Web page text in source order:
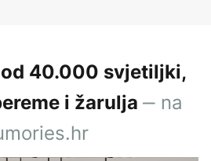
40.000 svjetiljki,
i žarulja ‒ na